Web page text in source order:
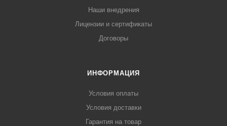
Наши внедрения
Лицензии и сертификаты
Договоры
ИНФОРМАЦИЯ
Условия оплаты
Условия доставки
Гарантия на товар